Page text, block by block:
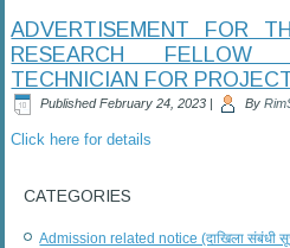
ADVERTISEMENT FOR
RESEARCH FELLOW
TECHNICIAN FOR
Published February 24, 2023 | By
Click here for details
CATEGORIES
Admission related notice (दाखिला संबंधी